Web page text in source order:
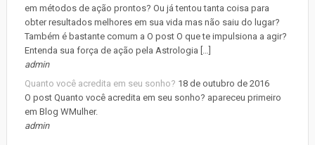
em métodos de ação prontos? Ou já tentou tanta coisa para
obter resultados melhores em sua vida mas não saiu do lugar?
Também é bastante comum a O post O que te impulsiona a agir?
Entenda sua força de ação pela Astrologia […]
admin
Quanto você acredita em seu sonho? 18 de outubro de 2016
O post Quanto você acredita em seu sonho? apareceu primeiro
em Blog WMulher.
admin